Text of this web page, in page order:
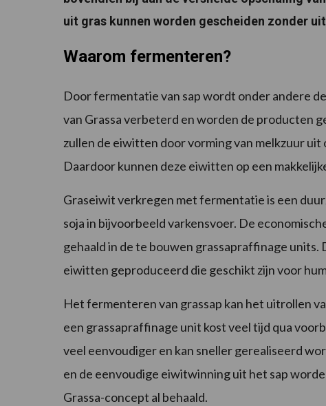
uit gras kunnen worden gescheiden zonder
Waarom fermenteren?
Door fermentatie van sap wordt onder andere
van Grassa verbeterd en worden de producten
zullen de eiwitten door vorming van melkzuur uit
Daardoor kunnen deze eiwitten op een
Graseiwit verkregen met fermentatie is een
soja in bijvoorbeeld varkensvoer. De
gehaald in de te bouwen grassapraffinage
eiwitten geproduceerd die geschikt zijn voor
Het fermenteren van grassap kan het uitrollen
een grassapraffinage unit kost veel tijd qua
veel eenvoudiger en kan sneller gerealiseerd
en de eenvoudige eiwitwinning uit het sap
Grassa-concept al behaald.